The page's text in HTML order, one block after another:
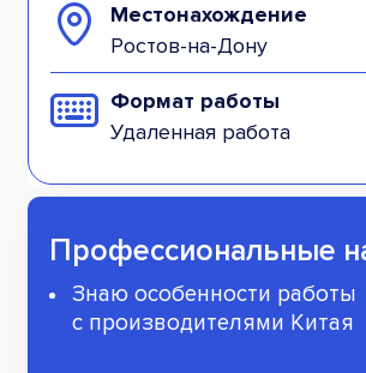
Местонахождение
Ростов-на-Дону
Формат работы
Удаленная работа
Профессиональные
Знаю особенности работы
с производителями Китая